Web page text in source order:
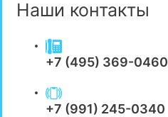
Наши контакты
+7 (495) 369-0460
+7 (991) 245-0340